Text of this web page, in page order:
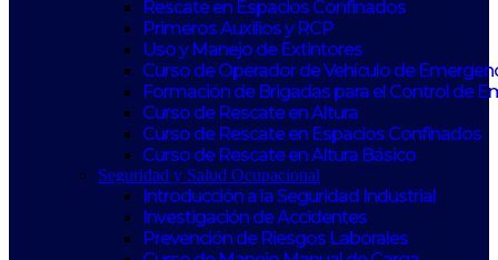
Rescate en Espacios Confinados
Primeros Auxilios y RCP
Uso y Manejo de Extintores
Curso de Operador de Vehículo de
Formación de Brigadas para el Control de
Curso de Rescate en Altura
Curso de Rescate en Espacios Confinados
Curso de Rescate en Altura Básico
Seguridad y Salud Ocupacional
Introducción a la Seguridad Industrial
Investigación de Accidentes
Prevención de Riesgos Laborales